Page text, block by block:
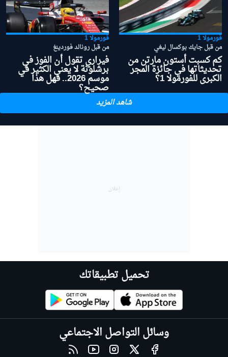
فورمولا 1
من قبل جايك بوكسال ليغي
كم كسبت أستون مارتن من
تحديثاتها في جائزة المجر
الكبرى للفورمولا 1؟
فورمولا 1
من قبل رونالد فوردينغ
فيراري تقول أن الفوز في
برشلونة لا يعني الكثير في
موسم 2026.. فهل هذا
صحيح؟
شاهد المزيد
تحميل تطبيقاتك
وسائل التواصل الاجتماعي